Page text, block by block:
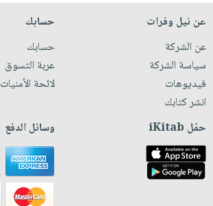
عن نيل وفرات
عن الشركة
سياسة الشركة
فيديوهات
انشر كتابك
حسابك
حسابك
عربة التسوق
لائحة الأمنيات
حمّل iKitab وسائل الدفع